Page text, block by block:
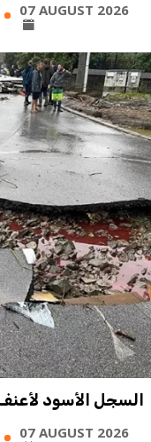
07 AUGUST 2026
السجل الأسود لأعنف
07 AUGUST 2026